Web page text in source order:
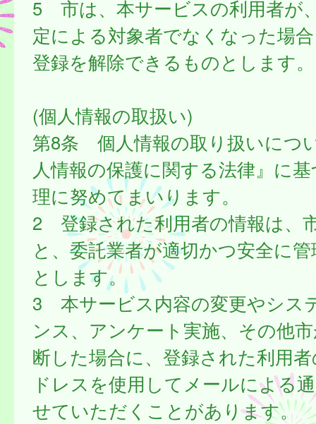
5 市は、本サービスの利用者が
定による対象者でなくなった場
登録を解除できるものとします。
(個人情報の取扱い)
第8条 個人情報の取り扱いにつ
人情報の保護に関する法律』に
理に努めてまいります。
2 登録された利用者の情報は、
と、委託業者が適切かつ安全に
とします。
3 本サービス内容の変更やシス
ンス、アンケート実施、その他
断した場合に、登録された利用
ドレスを使用してメールによる
せていただくことがあります。